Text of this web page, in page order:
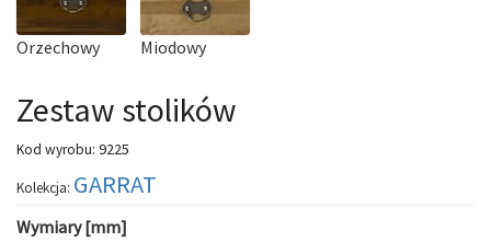
Orzechowy Miodowy
Zestaw stolików
Kod wyrobu: 9225
Kolekcja: GARRAT
Wymiary [mm]